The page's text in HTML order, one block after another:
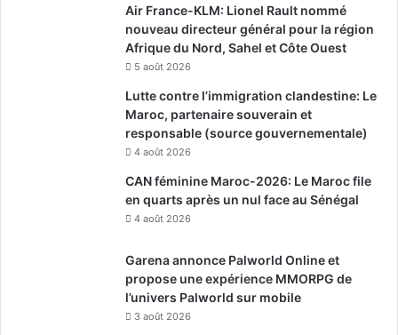
Air France-KLM: Lionel Rault nommé
nouveau directeur général pour la région
Afrique du Nord, Sahel et Côte Ouest
5 août 2026
Lutte contre l’immigration clandestine: Le
Maroc, partenaire souverain et
responsable (source gouvernementale)
4 août 2026
CAN féminine Maroc-2026: Le Maroc file
en quarts après un nul face au Sénégal
4 août 2026
Garena annonce Palworld Online et
propose une expérience MMORPG de
l’univers Palworld sur mobile
3 août 2026